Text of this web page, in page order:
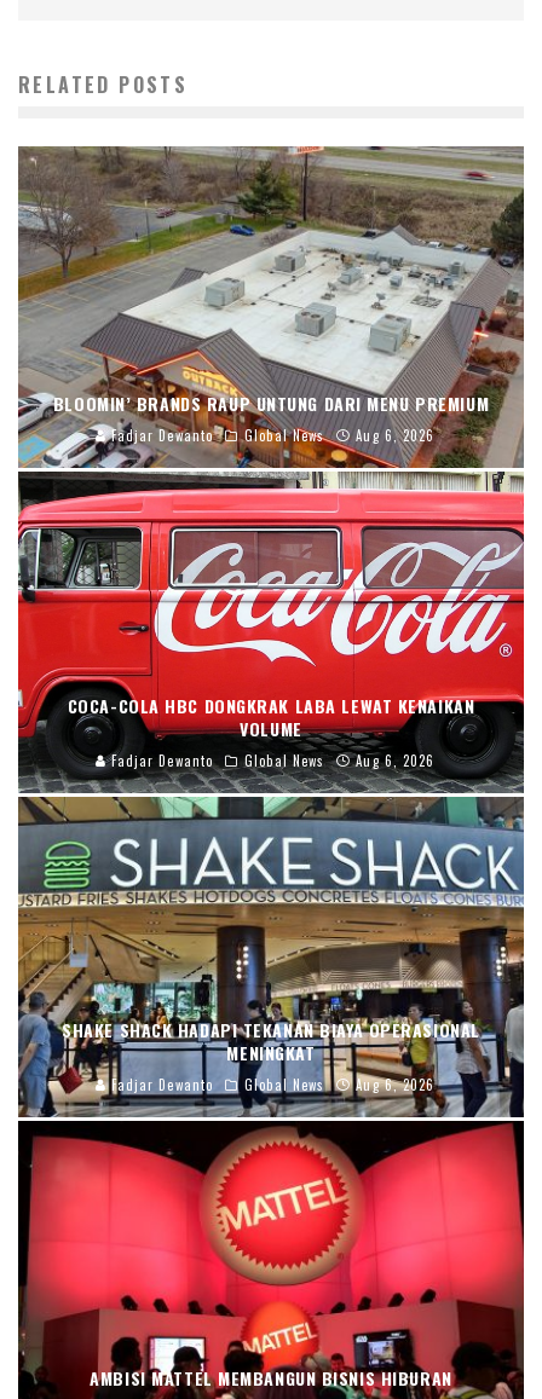
RELATED POSTS
BLOOMIN’ BRANDS RAUP UNTUNG DARI MENU PREMIUM
Fadjar Dewanto Global News Aug 6, 2026
COCA-COLA HBC DONGKRAK LABA LEWAT KENAIKAN
VOLUME
Fadjar Dewanto Global News Aug 6, 2026
SHAKE SHACK HADAPI TEKANAN BIAYA OPERASIONAL
MENINGKAT
Fadjar Dewanto Global News Aug 6, 2026
AMBISI MATTEL MEMBANGUN BISNIS HIBURAN